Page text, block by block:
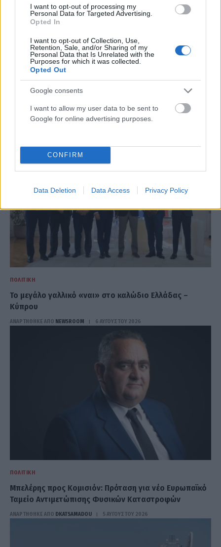
I want to opt-out of processing my
Personal Data for Targeted Advertising.
Opted In
I want to opt-out of Collection, Use,
Retention, Sale, and/or Sharing of my
Personal Data that Is Unrelated with the
Purposes for which it was collected.
Opted Out
Google consents
I want to allow my user data to be sent to
Google for online advertising purposes.
CONFIRM
Data Deletion Data Access Privacy Policy
ΠΟΛΙΤΙΚΉ
Νέο σχέδιο για την ενεργειακή θωράκιση της χώρας: Η
Ελλάδα ζητά επέκταση της ρήτρας διαφυγής
ΠΟΛΙΤΙΚΉ
Το μεγάλο γαλλικό «ναι» στο καλώδιο Ελλάδας –
Κύπρου
ΑΝΑΡΤΗΘΗΚΕ ΑΠΟ NEWSROOM 6 ΑΥΓΟΎΣΤΟΥ 2026
ΠΟΛΙΤΙΚΉ
Μπελέρης προς Κομισιόν: Πρόταση για νέο Ευρωπαϊκό
Ταμείο Αντιμετώπισης Φυσικών Καταστροφών
ΑΝΑΡΤΗΘΗΚΕ ΑΠΟ DKATSAMADOU 5 ΑΥΓΟΎΣΤΟΥ 2026